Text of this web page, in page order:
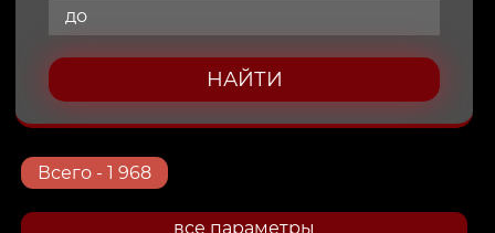
НАЙТИ
Всего - 1 968
все параметры